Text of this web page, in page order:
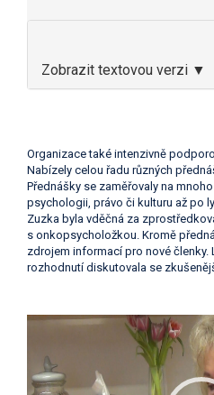
Zobrazit textovou verzi ▼
Organizace také intenzivně
Nabízely celou řadu různých
Přednášky se zaměřovaly na
psychologii, právo či kulturu až po
Zuzka byla vděčná za
s onkopsycholožkou. Kromě
zdrojem informací pro nové členky.
rozhodnutí diskutovala se
Video